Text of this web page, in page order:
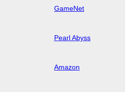
GameNet
Pearl Abyss
Amazon